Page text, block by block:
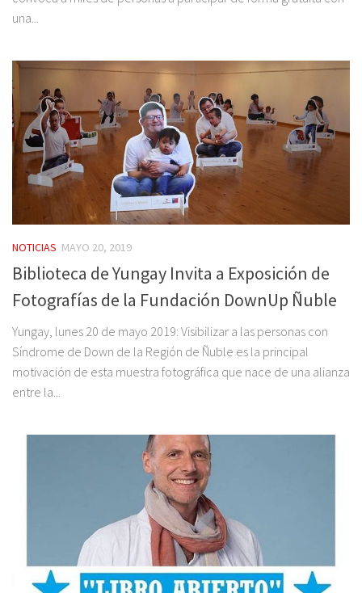
una...
NOTICIAS MAYO 20, 2019
Biblioteca de Yungay Invita a Exposición de
Fotografías de la Fundación DownUp Ñuble
Yungay, lunes 20 de mayo 2019: Visibilizar a las personas con
Síndrome de Down de la Región de Ñuble es la principal
motivación de esta muestra fotográfica que nace de una alianza
entre la...